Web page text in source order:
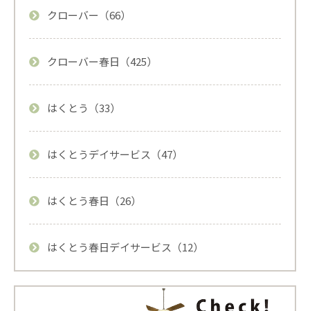
クローバー（66）
クローバー春日（425）
はくとう（33）
はくとうデイサービス（47）
はくとう春日（26）
はくとう春日デイサービス（12）